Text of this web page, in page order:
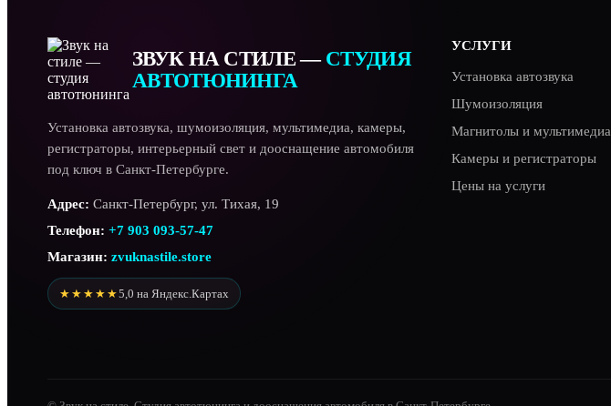
ЗВУК НА СТИЛЕ — СТУДИЯ
АВТОТЮНИНГА
Установка автозвука, шумоизоляция, мультимедиа, камеры,
регистраторы, интерьерный свет и дооснащение автомобиля
под ключ в Санкт-Петербурге.
Адрес: Санкт-Петербург, ул. Тихая, 19
Телефон: +7 903 093-57-47
Магазин: zvuknastile.store
★★★★★5,0 на Яндекс.Картах
УСЛУГИ
Установка автозвука
Шумоизоляция
Магнитолы и мультимедиа
Камеры и регистраторы
Цены на услуги